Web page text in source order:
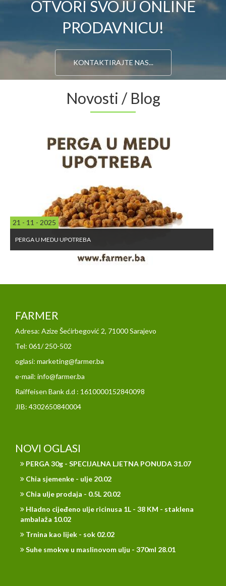
OTVORI SVOJU ONLINE
PRODAVNICU!
KONTAKTIRAJTE NAS...
Novosti / Blog
21 - 11 - 2025
PERGA U MEDU UPOTREBA
FARMER
Adresa: Azize Šećirbegović 2, 71000 Sarajevo
Tel: 061/ 250-502
oglasi: marketing@farmer.ba
e-mail: info@farmer.ba
Raiffeisen Bank d.d : 1610000152840098
JIB: 4302650840004
NOVI OGLASI
PERGA 30g - SPECIJALNA LJETNA PONUDA 31.07
Chia sjemenke - ulje 20.02
Chia ulje prodaja - 0.5L 20.02
Hladno cijeđeno ulje ricinusa 1L - 38 KM - staklena
ambalaža 10.02
Trnina kao lijek - sok 02.02
Suhe smokve u maslinovom ulju - 370ml 28.01